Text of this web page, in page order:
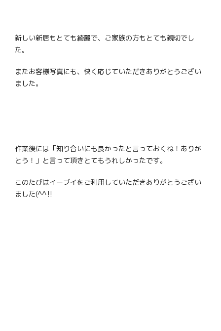
新しい新居もとても綺麗で、ご家族の方もとても親切でし
た。
またお客様写真にも、快く応じていただきありがとうござい
ました。
作業後には「知り合いにも良かったと言っておくね！ありが
とう！」と言って頂きとてもうれしかったです。
このたびはイーブイをご利用していただきありがとうござい
ました(^^‼